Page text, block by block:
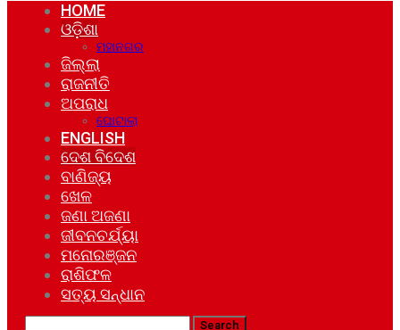
HOME
ଓଡ଼ିଶା
ମହାନଗର
ଜିଲ୍ଲା
ରାଜନୀତି
ଅପରାଧ
ଘୋଟାଲା
ENGLISH
ଦେଶ ବିଦେଶ
ବାଣିଜ୍ୟ
ଖେଳ
ଜଣା ଅଜଣା
ଜୀବନଚର୍ଯ୍ୟା
ମନୋରଞ୍ଜନ
ରାଶିଫଳ
ସତ୍ୟ ସନ୍ଧାନ